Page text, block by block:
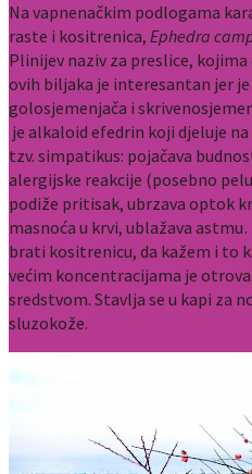
Na vapnenačkim podlogama
raste i kositrenica, Ephedra
Plinijev naziv za preslice,
ovih biljaka je interesantan jer
golosjemenjača i
je alkaloid efedrin koji djeluje
tzv. simpatikus: pojačava
alergijske reakcije (posebno
podiže pritisak, ubrzava optok
masnoća u krvi, ublažava
brati kositrenicu, da kažem i to
većim koncentracijama je
sredstvom. Stavlja se u kapi za
sluzokože.